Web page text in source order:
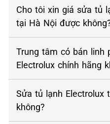
Cho tôi xin giá sửa tủ
tại Hà Nội được
Trung tâm có bán linh
Electrolux chính hãng
Sửa tủ lạnh Electrolux
không?